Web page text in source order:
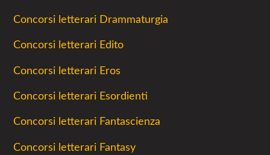
Concorsi letterari Drammaturgia
Concorsi letterari Edito
Concorsi letterari Eros
Concorsi letterari Esordienti
Concorsi letterari Fantascienza
Concorsi letterari Fantasy